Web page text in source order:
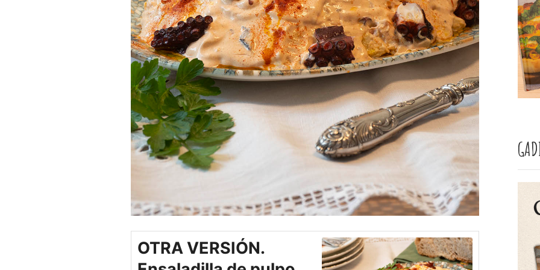
OTRA VERSIÓN.